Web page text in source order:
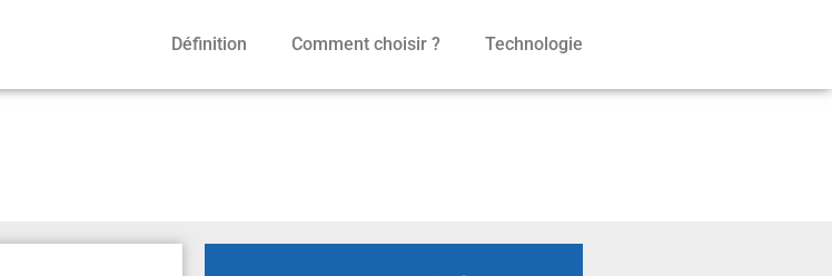
Définition Comment choisir ? Technologie